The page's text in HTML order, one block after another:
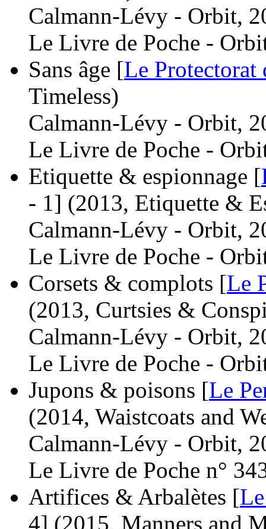
Calmann-Lévy - Orbit,
Le Livre de Poche -
Sans âge [Le Protectorat
Timeless)
Calmann-Lévy - Orbit,
Le Livre de Poche -
Etiquette & espionnage [
- 1] (2013, Etiquette &
Calmann-Lévy - Orbit,
Le Livre de Poche -
Corsets & complots [Le
(2013, Curtsies &
Calmann-Lévy - Orbit,
Le Livre de Poche -
Jupons & poisons [Le
(2014, Waistcoats and
Calmann-Lévy - Orbit,
Le Livre de Poche n°
Artifices & Arbalètes [
4] (2015, Manners and